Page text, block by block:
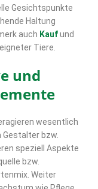
Gesichtspunkte
Haltung
auch Kaufund
Tiere.
und
wesentlich
bzw.
speziell Aspekte
bzw.
Weiter